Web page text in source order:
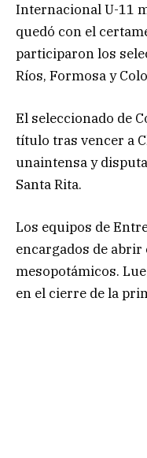
Internacional U-11
quedó con el
participaron los
Ríos, Formosa y
El seleccionado de
título tras vencer a
unaintensa y
Santa Rita.
Los equipos de
encargados de
mesopotámicos.
en el cierre de la